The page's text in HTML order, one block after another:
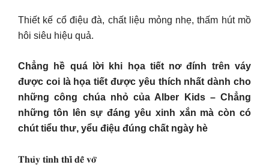
Thiết kế cổ điệu đà, chất liệu mỏng nhẹ, thấm hút mồ
hôi siêu hiệu quả.
Chẳng hề quá lời khi họa tiết nơ đính trên váy
được coi là họa tiết được yêu thích nhất dành cho
những công chúa nhỏ của Alber Kids – Chẳng
những tôn lên sự đáng yêu xinh xắn mà còn có
chút tiểu thư, yểu điệu đúng chất ngày hè
𝐓𝐡𝐮̉𝐲 𝐭𝐢𝐧𝐡 𝐭𝐡𝐢̀ 𝐝𝐞̂̃ 𝐯𝐨̛̃